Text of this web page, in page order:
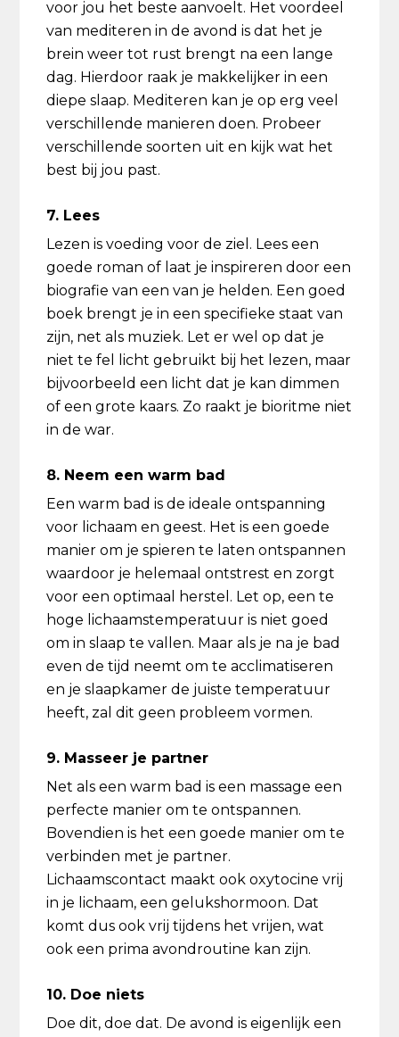
voor jou het beste aanvoelt. Het voordeel
van mediteren in de avond is dat het je
brein weer tot rust brengt na een lange
dag. Hierdoor raak je makkelijker in een
diepe slaap. Mediteren kan je op erg veel
verschillende manieren doen. Probeer
verschillende soorten uit en kijk wat het
best bij jou past.
7. Lees
Lezen is voeding voor de ziel. Lees een
goede roman of laat je inspireren door een
biografie van een van je helden. Een goed
boek brengt je in een specifieke staat van
zijn, net als muziek. Let er wel op dat je
niet te fel licht gebruikt bij het lezen, maar
bijvoorbeeld een licht dat je kan dimmen
of een grote kaars. Zo raakt je bioritme niet
in de war.
8. Neem een warm bad
Een warm bad is de ideale ontspanning
voor lichaam en geest. Het is een goede
manier om je spieren te laten ontspannen
waardoor je helemaal ontstrest en zorgt
voor een optimaal herstel. Let op, een te
hoge lichaamstemperatuur is niet goed
om in slaap te vallen. Maar als je na je bad
even de tijd neemt om te acclimatiseren
en je slaapkamer de juiste temperatuur
heeft, zal dit geen probleem vormen.
9. Masseer je partner
Net als een warm bad is een massage een
perfecte manier om te ontspannen.
Bovendien is het een goede manier om te
verbinden met je partner.
Lichaamscontact maakt ook oxytocine vrij
in je lichaam, een gelukshormoon. Dat
komt dus ook vrij tijdens het vrijen, wat
ook een prima avondroutine kan zijn.
10. Doe niets
Doe dit, doe dat. De avond is eigenlijk een